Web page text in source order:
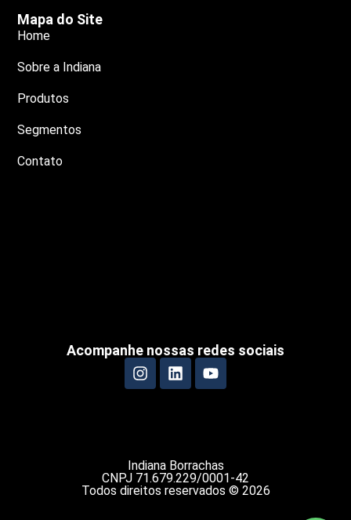
Mapa do Site
Home
Sobre a Indiana
Produtos
Segmentos
Contato
Acompanhe nossas redes sociais
Indiana Borrachas
CNPJ 71.679.229/0001-42
Todos direitos reservados © 2026